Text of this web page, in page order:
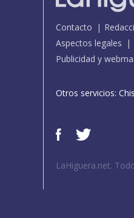
Contacto
Aspectos legales
Publicidad y
Otros servicios:
LaHiguera.net.